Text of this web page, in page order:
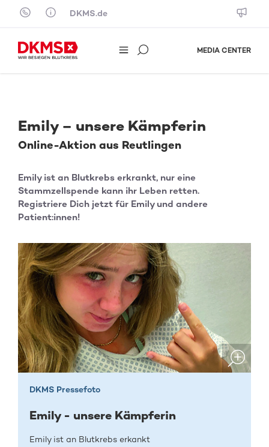
Skip to content
DKMS.de
MEDIA CENTER
Emily – unsere Kämpferin
Online-Aktion aus Reutlingen
Emily ist an Blutkrebs erkrankt, nur eine
Stammzellspende kann ihr Leben retten.
Registriere Dich jetzt für Emily und andere
Patient:innen!
DKMS Pressefoto
Emily - unsere Kämpferin
Emily ist an Blutkrebs erkankt